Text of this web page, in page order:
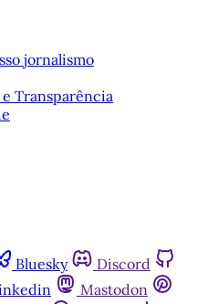
jornalismo
Transparência
Bluesky
Discord
Mastodon